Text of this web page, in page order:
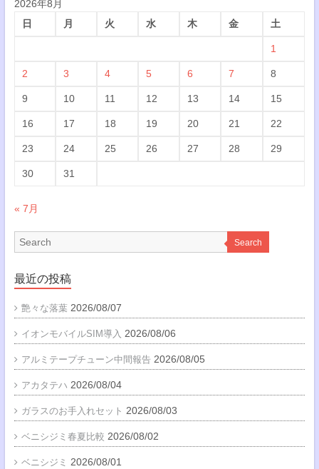
2026年8月
日
月 火 水 木 金 土
1
2 3 4 5 6 7 8
9 10 11 12 13 14 15
16 17 18 19 20 21 22
23 24 25 26 27 28 29
30 31
« 7月
Search
最近の投稿
艶々な落葉 2026/08/07
イオンモバイルSIM導入 2026/08/06
アルミテープチューン中間報告 2026/08/05
アカタテハ 2026/08/04
ガラスのお手入れセット 2026/08/03
ベニシジミ春夏比較 2026/08/02
ベニシジミ 2026/08/01